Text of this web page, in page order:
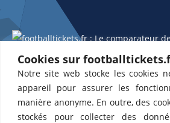
Cookies sur
Notre site web stocke les cookies
appareil pour assurer les
manière anonyme. En outre, des
stockés pour collecter des
ETTS 365 SL, Rambla de Catalunya 38, 8, 1,
CIF : ES-B43945534
Partenaires de l'US Changé 53 💙et de l'